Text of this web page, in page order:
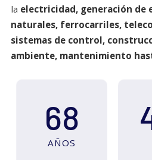
la electricidad, generación de
naturales, ferrocarriles,
sistemas de control,
ambiente, mantenimiento
68
AÑOS